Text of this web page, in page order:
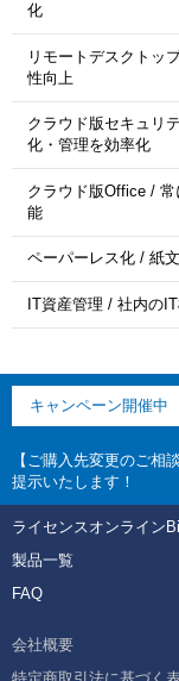
化
リモートデスクトッ
性向上
クラウド版セキュリ
化・管理を効率化
クラウド版Office /
能
ペーパーレス化 / 紙
IT資産管理 / 社内の
キャンペーン開催中
【ご購入先変更のご相
提示いたします！
ライセンスオンライン
製品一覧
FAQ
会社概要